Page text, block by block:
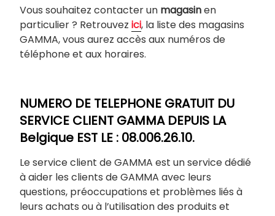
Vous souhaitez contacter un magasinen
particulier ? Retrouvez ici, la liste des magasins
GAMMA, vous aurez accès aux numéros de
téléphone et aux horaires.
NUMERO DE TELEPHONE GRATUIT DU
SERVICE CLIENT GAMMA DEPUIS LA
Belgique EST LE : 08.006.26.10.
Le service client de GAMMA est un service dédié
à aider les clients de GAMMA avec leurs
questions, préoccupations et problèmes liés à
leurs achats ou à l’utilisation des produits et